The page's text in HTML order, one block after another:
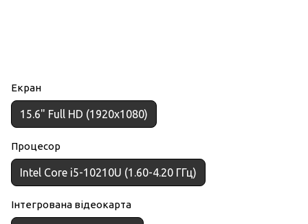
Екран
15.6" Full HD (1920x1080)
Процесор
Intel Core i5-10210U (1.60-4.20 ГГц)
Інтегрована відеокарта